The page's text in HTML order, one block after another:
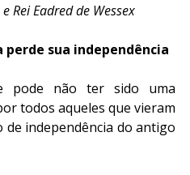
Rei Eadred de Wessex
sua independência
pode não ter sido uma
todos aqueles que vieram
independência do antigo